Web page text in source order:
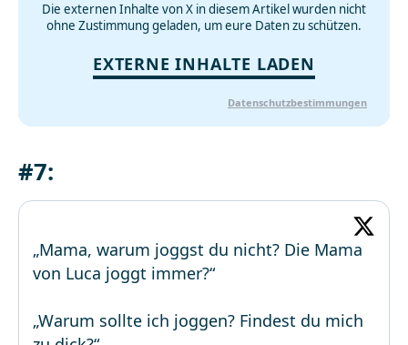
Die externen Inhalte von X in diesem Artikel wurden nicht
ohne Zustimmung geladen, um eure Daten zu schützen.
EXTERNE INHALTE LADEN
Datenschutzbestimmungen
#7:
„Mama, warum joggst du nicht? Die Mama
von Luca joggt immer?“
„Warum sollte ich joggen? Findest du mich